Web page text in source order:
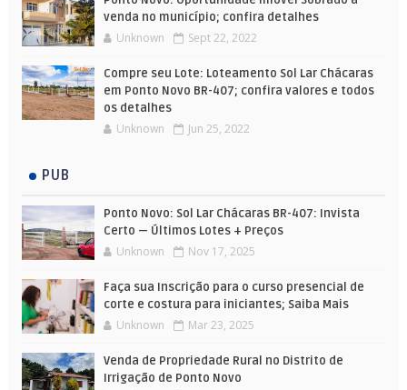
venda no município; confira detalhes
Unknown Sept 22, 2022
Compre seu Lote: Loteamento Sol Lar Chácaras
em Ponto Novo BR-407; confira valores e todos
os detalhes
Unknown Jun 25, 2022
PUB
Ponto Novo: Sol Lar Chácaras BR-407: Invista
Certo — Últimos Lotes + Preços
Unknown Nov 17, 2025
Faça sua Inscrição para o curso presencial de
corte e costura para iniciantes; Saiba Mais
Unknown Mar 23, 2025
Venda de Propriedade Rural no Distrito de
Irrigação de Ponto Novo